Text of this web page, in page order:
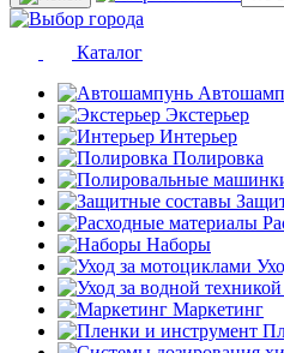
Каталог
Экстерьер
Интерьер
Полировка
Наборы
Маркетинг